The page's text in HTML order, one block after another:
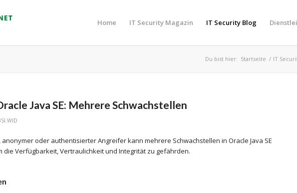
Home IT Security Magazin IT Security Blog
Du bist hier: Startseite / IT
Java SE: Mehrere Schwachstellen
oder authentisierter Angreifer kann mehrere Schwachstellen in Oracle Java SE
die Verfügbarkeit, Vertraulichkeit und Integrität zu gefährden.